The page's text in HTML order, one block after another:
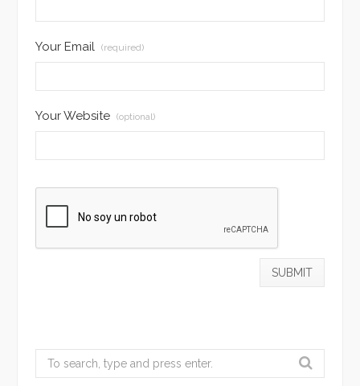
Your Email (required)
Your Website (optional)
Search
for: